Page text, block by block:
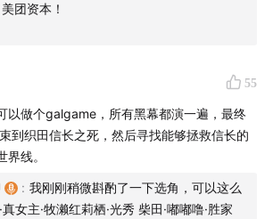
悔，当年没有领悟《货币战争》中的
有小说故事精彩？
：谁是本能寺之变的幕后黑手
起：《古代日本的战争与阴谋》
学术研究和阴谋论差异在哪里
政治的影响
论与谣言
团资本！
55
以做个galgame，所有黑幕都演一遍，最终
到织田信长之死，然后寻找能够拯救信长的
界线。
: 我刚刚稍微斟酌了一下选角，可以这么
女主·牧濑红莉栖·光秀 柴田·嘟嘟噜·胜家